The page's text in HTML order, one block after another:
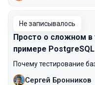
Не записывалось
Просто о сложном в
примере PostgreSQL
Почему тестирование
Сергей Бронников